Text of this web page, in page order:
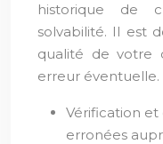
historique de
solvabilité. Il est
qualité de votre
erreur éventuelle.
Vérification
erronées